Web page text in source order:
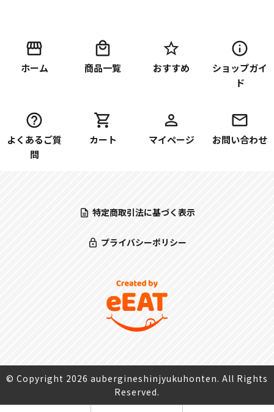
ホーム 商品一覧 おすすめ
ショップガイ
ド
よくあるご質
問
カート マイページ お問い合わせ
特定商取引法に基づく表示
プライバシーポリシー
© Copyright 2026 aubergineshinjyukuhonten. All Rights
Reserved.